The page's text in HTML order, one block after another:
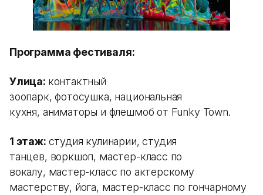
Программа фестиваля:
Улица: контактный
зоопарк, фотосушка, национальная
кухня, аниматоры и флешмоб от Funky Town.
1 этаж: студия кулинарии, студия
танцев, воркшоп, мастер-класс по
вокалу, мастер-класс по актерскому
мастерству, йога, мастер-класс по гончарному